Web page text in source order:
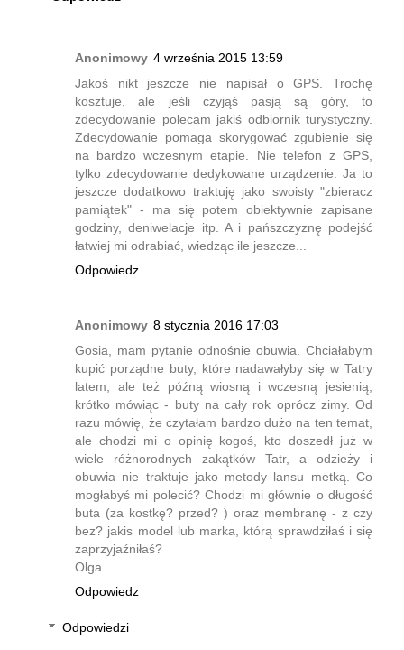
Anonimowy 4 września 2015 13:59
Jakoś nikt jeszcze nie napisał o GPS. Trochę
kosztuje, ale jeśli czyjąś pasją są góry, to
zdecydowanie polecam jakiś odbiornik turystyczny.
Zdecydowanie pomaga skorygować zgubienie się
na bardzo wczesnym etapie. Nie telefon z GPS,
tylko zdecydowanie dedykowane urządzenie. Ja to
jeszcze dodatkowo traktuję jako swoisty "zbieracz
pamiątek" - ma się potem obiektywnie zapisane
godziny, deniwelacje itp. A i pańszczyznę podejść
łatwiej mi odrabiać, wiedząc ile jeszcze...
Odpowiedz
Anonimowy 8 stycznia 2016 17:03
Gosia, mam pytanie odnośnie obuwia. Chciałabym
kupić porządne buty, które nadawałyby się w Tatry
latem, ale też późną wiosną i wczesną jesienią,
krótko mówiąc - buty na cały rok oprócz zimy. Od
razu mówię, że czytałam bardzo dużo na ten temat,
ale chodzi mi o opinię kogoś, kto doszedł już w
wiele różnorodnych zakątków Tatr, a odzieży i
obuwia nie traktuje jako metody lansu metką. Co
mogłabyś mi polecić? Chodzi mi głównie o długość
buta (za kostkę? przed? ) oraz membranę - z czy
bez? jakis model lub marka, którą sprawdziłaś i się
zaprzyjaźniłaś?
Olga
Odpowiedz
Odpowiedzi